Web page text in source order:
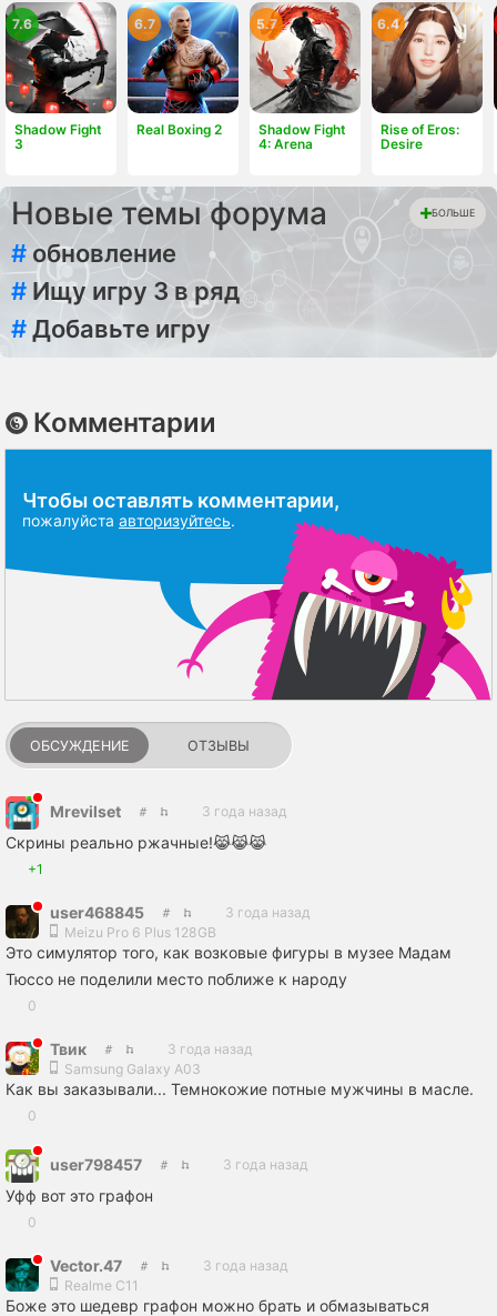
Shadow Fight
3
7.6
Real Boxing 2
6.7
Shadow Fight
4: Arena
5.7
Rise of Eros:
Desire
6.4
Новые темы форума БОЛЬШЕ
# обновление
# Ищу игру 3 в ряд
#Добавьте игру
Комментарии
Чтобы оставлять комментарии,
пожалуйста авторизуйтесь.
ОБСУЖДЕНИЕ ОТЗЫВЫ
Mrevilset 3 года назад
Скрины реально ржачные!😹😹😹
+1
user468845
3 года назад
Meizu Pro 6 Plus 128GB
Это симулятор того, как возковые фигуры в музее Мадам
Тюссо не поделили место поближе к народу
0
Твик
3 года назад
Samsung Galaxy A03
Как вы заказывали... Темнокожие потные мужчины в масле.
0
user798457 3 года назад
Уфф вот это графон
0
Vector.47
3 года назад
Realme C11
Боже это шедевр графон можно брать и обмазываться